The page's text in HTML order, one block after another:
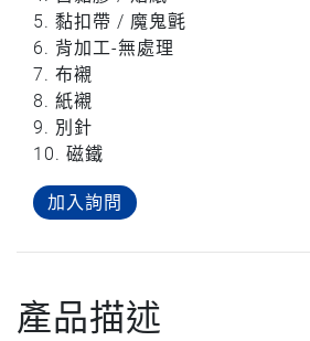
5. 黏扣帶 / 魔鬼氈
6. 背加工-無處理
7. 布襯
8. 紙襯
9. 別針
10. 磁鐵
加入詢問
產品描述